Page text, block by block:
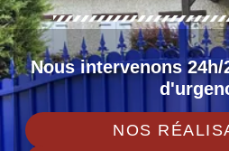
Nous intervenons
NOS